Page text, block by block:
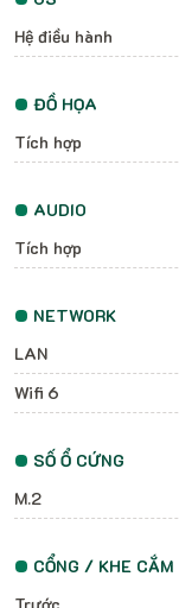
Hệ điều hành
ĐỒ HỌA
Tích hợp
AUDIO
Tích hợp
NETWORK
LAN
Wifi 6
SỐ Ổ CỨNG
M.2
CỔNG / KHE CẮM